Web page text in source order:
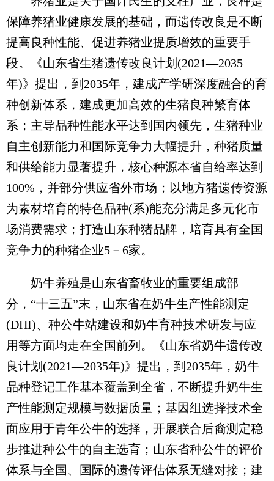
保障养猪业健康发展的基础，而遗传改良是不断
提高良种性能、促进养猪业提质增效的重要手
段。《山东省生猪遗传改良计划(2021—2035
年)》提出，到2035年，建成产学研深度融合的育
种创新体系，建成更加高效的生猪良种繁育体
系；主导品种性能水平达到国内领先，生猪种业
自主创新能力和国际竞争力大幅提升，种猪质量
和供给能力显著提升，核心种源本省自给率达到
100%，并部分供应省外市场；以地方猪遗传资源
为素材培育的特色品种(系)能充分满足多元化市
场消费需求；打造山东种猪品牌，培育具有全国
竞争力的种猪企业5－6家。
奶牛养殖是山东省畜牧业的重要组成部
分，“十三五”末，山东省在奶牛生产性能测定
(DHI)、种公牛站建设和奶牛育种技术研发与应
用等方面均走在全国前列。《山东省奶牛遗传改
良计划(2021—2035年)》提出，到2035年，奶牛
品种登记工作基本覆盖到全省，不断提升奶牛生
产性能测定规模与数据质量；基因组选择技术全
面应用于青年公牛的选择，开展联合后裔测定稳
步推进种公牛的自主选育；山东省种公牛的评价
体系与全国、国际的遗传评估体系无缝对接；建